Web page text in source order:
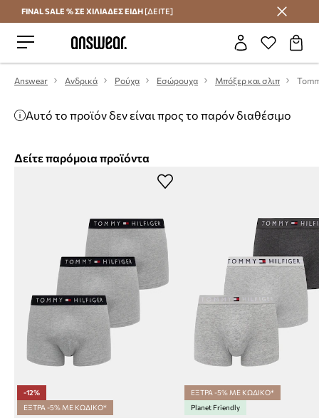
Εξοικονομήστε με το Answear Club
FINAL SALE % ΣΕ ΧΙΛΙΑΔΕΣ ΕΙΔΗ [ΔΕΙΤΕ]
Answear Ανδρικά Ρούχα Εσώρουχα Μπόξερ και σλιπ
Αυτό το προϊόν δεν είναι προς το παρόν διαθέσιμο
Δείτε παρόμοια προϊόντα
-12%
ΕΞΤΡΑ -5% ΜΕ ΚΩΔΙΚΟ*
ΕΞΤΡΑ -5% ΜΕ ΚΩΔΙΚΟ*
Planet Friendly